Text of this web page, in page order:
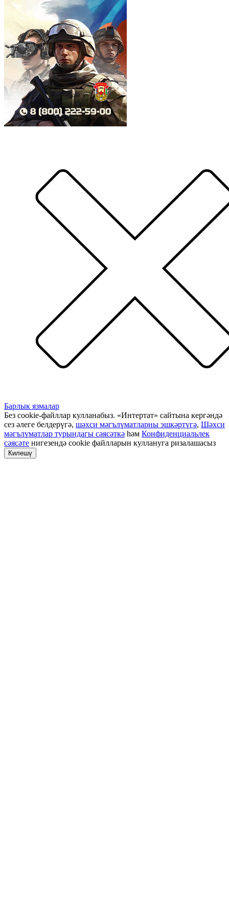
Барлык язмалар
Без cookie-файллар кулланабыз. «Интертат» сайтына кергәндә
сез әлеге белдерүгә, шәхси мәгълүматларны эшкәртүгә, Шәхси
мәгълүматлар турындагы сәясәткә һәм Конфиденциальлек
сәясәте нигезендә cookie файлларын куллануга ризалашасыз
Килешү